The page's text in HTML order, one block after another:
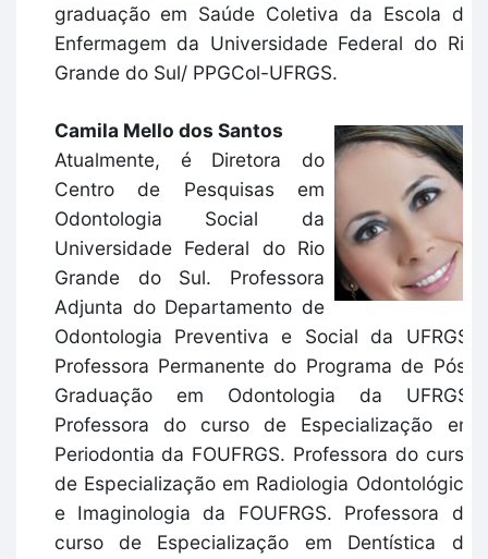
graduação em Saúde Coletiva da Escola de
Enfermagem da Universidade Federal do Rio
Grande do Sul/ PPGCol-UFRGS.
Camila Mello dos Santos
Atualmente, é Diretora do
Centro de Pesquisas em
Odontologia Social da
Universidade Federal do Rio
Grande do Sul. Professora
Adjunta do Departamento de
Odontologia Preventiva e Social da UFRGS.
Professora Permanente do Programa de Pós-
Graduação em Odontologia da UFRGS.
Professora do curso de Especialização em
Periodontia da FOUFRGS. Professora do curso
de Especialização em Radiologia Odontológica
e Imaginologia da FOUFRGS. Professora do
curso de Especialização em Dentística da